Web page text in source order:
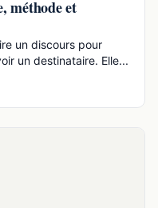
méthode et
un discours pour
un destinataire. Elle...